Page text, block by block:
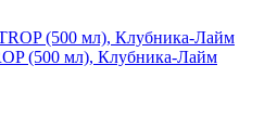
(500 мл), Клубника-Лайм